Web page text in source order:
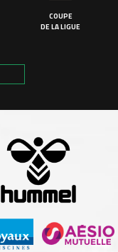
COUPE
DE LA LIGUE